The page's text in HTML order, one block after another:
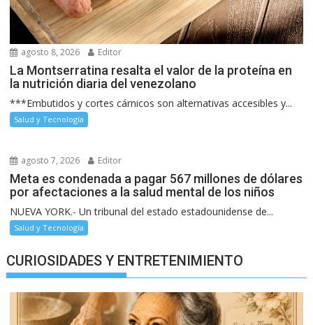
agosto 8, 2026 Editor
La Montserratina resalta el valor de la proteína en
la nutrición diaria del venezolano
***Embutidos y cortes cárnicos son alternativas accesibles y...
Salud y Tecnología
agosto 7, 2026 Editor
Meta es condenada a pagar 567 millones de dólares
por afectaciones a la salud mental de los niños
NUEVA YORK.- Un tribunal del estado estadounidense de...
Salud y Tecnología
CURIOSIDADES Y ENTRETENIMIENTO